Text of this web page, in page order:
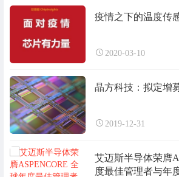
疫情之下的温度传
2020-03-10
晶方科技：拟定增
2019-12-31
艾迈斯半导体荣膺
度最佳管理者与年